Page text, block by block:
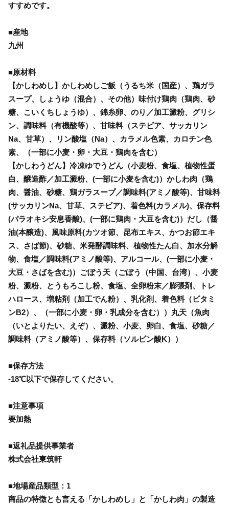
すすめです。
■産地
九州
■原材料
【かしわめし】かしわめしご飯（うるち米（国産）、鶏ガラ
スープ、しょうゆ（混合）、その他）味付け鶏肉（鶏肉、砂
糖、こいくちしょうゆ）、錦糸卵、のり／加工澱粉、グリシ
ン、調味料（有機酸等）、甘味料（ステビア、サッカリン
Na、甘草）、リン酸塩（Na）、カラメル色素、カロチン色
素、（一部に小麦・卵・大豆・鶏肉を含む）
【かしわうどん】冷凍ゆでうどん（小麦粉、食塩、植物性蛋
白、醸造酢／加工澱粉、(一部に小麦を含む)）かしわ肉（鶏
肉、醤油、砂糖、鶏ガラスープ／調味料(アミノ酸等)、甘味料
(サッカリンNa、甘草、ステビア)、着色料(カラメル)、保存料
(パラオキシ安息香酸)、(一部に鶏肉・大豆を含む)）だし（醤
油(本醸造)、風味原料(カツオ節、昆布エキス、かつお節エキ
ス、さば節)、砂糖、米発酵調味料、植物性たん白、加水分解
物、食塩／調味料(アミノ酸等)、アルコール、(一部に小麦・
大豆・さばを含む)）ごぼう天（ごぼう（中国、台湾）、小麦
粉、澱粉、とうもろこし粉、食塩、全卵粉末／膨張剤、トレ
ハロース、増粘剤（加工でん粉）、乳化剤、着色料（ビタミ
ンB2）、（一部に小麦・卵・乳成分を含む））丸天（魚肉
（いとよりたい、えぞ）、澱粉、小麦、卵白、食塩、砂糖／
調味料（アミノ酸等）、保存料（ソルビン酸K））
■保存方法
-18℃以下で保存してください。
■注意事項
要加熱
■返礼品提供事業者
株式会社東筑軒
■地場産品類型：1
商品の特徴とも言える「かしわめし」と「かしわ肉」の製造